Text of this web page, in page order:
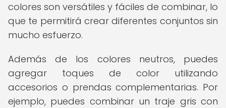
colores son versátiles y fáciles de combinar, lo
que te permitirá crear diferentes conjuntos sin
mucho esfuerzo.
Además de los colores neutros, puedes
agregar toques de color utilizando
accesorios o prendas complementarias. Por
ejemplo, puedes combinar un traje gris con